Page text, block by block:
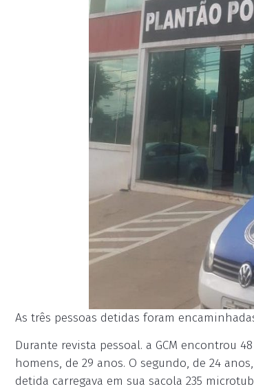
As três pessoas detidas foram
Durante revista pessoal. a GCM encontrou
homens, de 29 anos. O segundo, de 24
detida carregava em sua sacola 235